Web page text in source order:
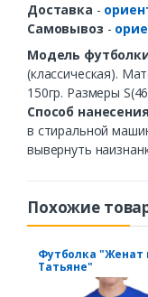
Доставка -
Самовывоз -
Модель
(классическая).
150гр. Размеры
Способ
в стиральной
вывернуть
Похожие
Футболка "Женат
Татьяне"